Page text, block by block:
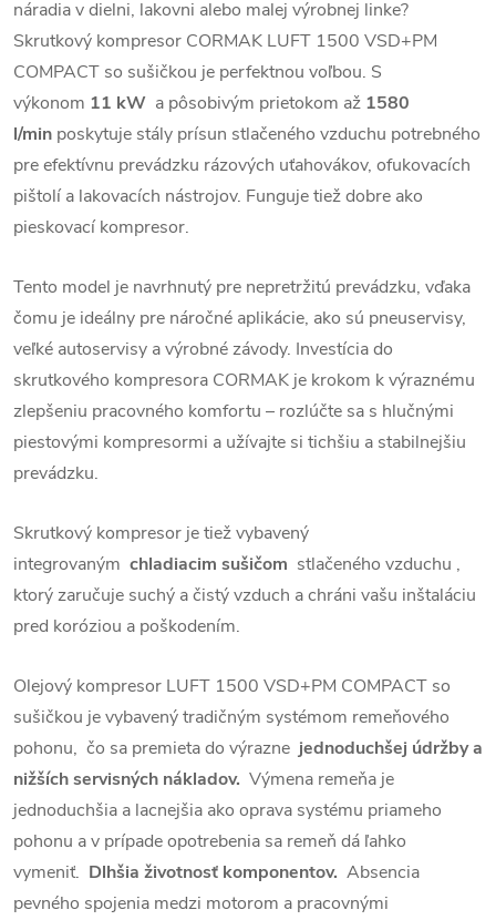
náradia v dielni, lakovni alebo malej výrobnej linke?
Skrutkový kompresor CORMAK LUFT 1500 VSD+PM
COMPACT so sušičkou je perfektnou voľbou. S
výkonom 11 kW a pôsobivým prietokom až 1580
l/min poskytuje stály prísun stlačeného vzduchu potrebného
pre efektívnu prevádzku rázových uťahovákov, ofukovacích
pištolí a lakovacích nástrojov. Funguje tiež dobre ako
pieskovací kompresor.
Tento model je navrhnutý pre nepretržitú prevádzku, vďaka
čomu je ideálny pre náročné aplikácie, ako sú pneuservisy,
veľké autoservisy a výrobné závody. Investícia do
skrutkového kompresora CORMAK je krokom k výraznému
zlepšeniu pracovného komfortu – rozlúčte sa s hlučnými
piestovými kompresormi a užívajte si tichšiu a stabilnejšiu
prevádzku.
Skrutkový kompresor je tiež vybavený
integrovaným chladiacim sušičom stlačeného vzduchu ,
ktorý zaručuje suchý a čistý vzduch a chráni vašu inštaláciu
pred koróziou a poškodením.
Olejový kompresor LUFT 1500 VSD+PM COMPACT so
sušičkou je vybavený tradičným systémom remeňového
pohonu, čo sa premieta do výrazne jednoduchšej údržby a
nižších servisných nákladov. Výmena remeňa je
jednoduchšia a lacnejšia ako oprava systému priameho
pohonu a v prípade opotrebenia sa remeň dá ľahko
vymeniť. Dlhšia životnosť komponentov. Absencia
pevného spojenia medzi motorom a pracovnými